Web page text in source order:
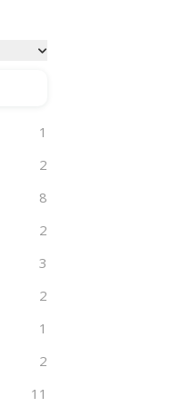
1
2
8
2
3
2
1
2
11